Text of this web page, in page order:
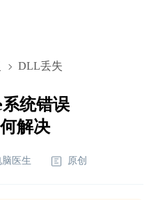
DLL丢失
统错误
解决
脑医生 原创